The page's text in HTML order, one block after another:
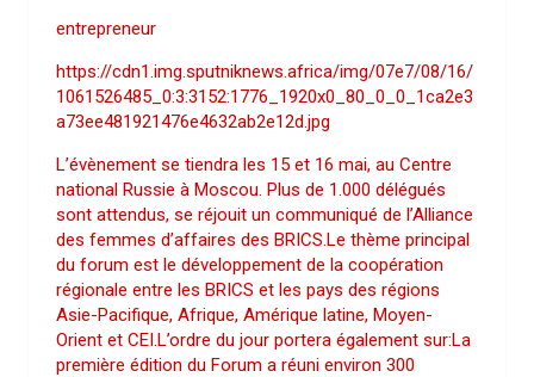
entrepreneur
https://cdn1.img.sputniknews.africa/img/07e7/08/16/
1061526485_0:3:3152:1776_1920x0_80_0_0_1ca2e3
a73ee481921476e4632ab2e12d.jpg
L’évènement se tiendra les 15 et 16 mai, au Centre
national Russie à Moscou. Plus de 1.000 délégués
sont attendus, se réjouit un communiqué de l’Alliance
des femmes d’affaires des BRICS.Le thème principal
du forum est le développement de la coopération
régionale entre les BRICS et les pays des régions
Asie-Pacifique, Afrique, Amérique latine, Moyen-
Orient et CEI.L’ordre du jour portera également sur:La
première édition du Forum a réuni environ 300